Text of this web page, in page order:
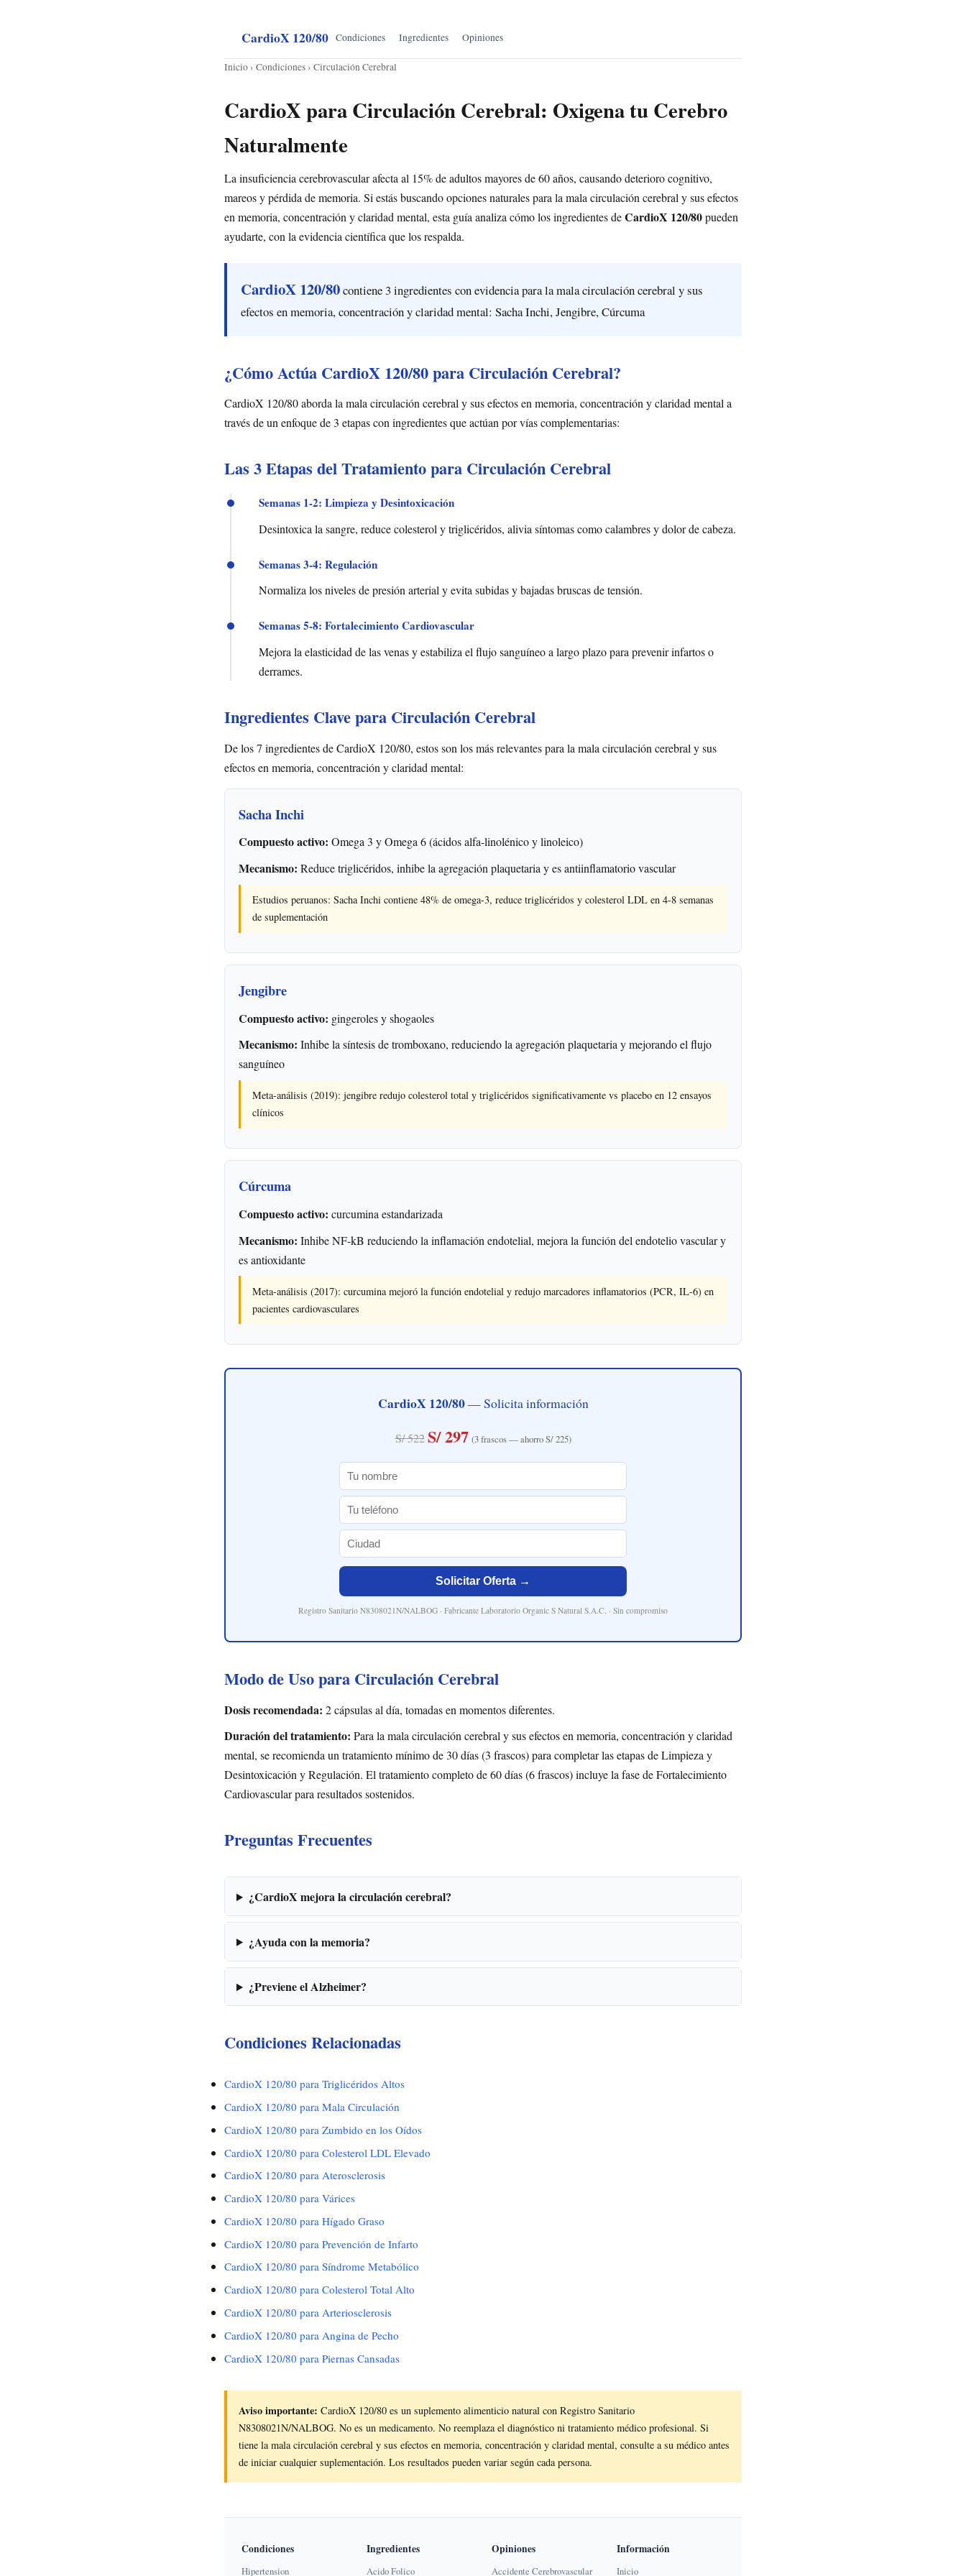
CardioX 120/80 Condiciones Ingredientes Opiniones
Inicio› Condiciones› Circulación Cerebral
CardioX para Circulación Cerebral: Oxigena tu Cerebro
Naturalmente
La insuficiencia cerebrovascular afecta al 15% de adultos mayores de 60 años, causando deterioro cognitivo,
mareos y pérdida de memoria. Si estás buscando opciones naturales para la mala circulación cerebral y sus efectos
en memoria, concentración y claridad mental, esta guía analiza cómo los ingredientes deCardioX 120/80pueden
ayudarte, con la evidencia científica que los respalda.
CardioX 120/80contiene 3 ingredientes con evidencia para la mala circulación cerebral y sus
efectos en memoria, concentración y claridad mental: Sacha Inchi, Jengibre, Cúrcuma
¿Cómo Actúa CardioX 120/80 para Circulación Cerebral?
CardioX 120/80 aborda la mala circulación cerebral y sus efectos en memoria, concentración y claridad mental a
través de un enfoque de 3 etapas con ingredientes que actúan por vías complementarias:
Las 3 Etapas del Tratamiento para Circulación Cerebral
Semanas 1-2: Limpieza y Desintoxicación
Desintoxica la sangre, reduce colesterol y triglicéridos, alivia síntomas como calambres y dolor de cabeza.
Semanas 3-4: Regulación
Normaliza los niveles de presión arterial y evita subidas y bajadas bruscas de tensión.
Semanas 5-8: Fortalecimiento Cardiovascular
Mejora la elasticidad de las venas y estabiliza el flujo sanguíneo a largo plazo para prevenir infartos o
derrames.
Ingredientes Clave para Circulación Cerebral
De los 7 ingredientes de CardioX 120/80, estos son los más relevantes para la mala circulación cerebral y sus
efectos en memoria, concentración y claridad mental:
Sacha Inchi
Compuesto activo: Omega 3 y Omega 6 (ácidos alfa-linolénico y linoleico)
Mecanismo: Reduce triglicéridos, inhibe la agregación plaquetaria y es antiinflamatorio vascular
Estudios peruanos: Sacha Inchi contiene 48% de omega-3, reduce triglicéridos y colesterol LDL en 4-8 semanas
de suplementación
Jengibre
Compuesto activo: gingeroles y shogaoles
Mecanismo: Inhibe la síntesis de tromboxano, reduciendo la agregación plaquetaria y mejorando el flujo
sanguíneo
Meta-análisis (2019): jengibre redujo colesterol total y triglicéridos significativamente vs placebo en 12 ensayos
clínicos
Cúrcuma
Compuesto activo: curcumina estandarizada
Mecanismo: Inhibe NF-kB reduciendo la inflamación endotelial, mejora la función del endotelio vascular y
es antioxidante
Meta-análisis (2017): curcumina mejoró la función endotelial y redujo marcadores inflamatorios (PCR, IL-6) en
pacientes cardiovasculares
CardioX 120/80— Solicita información
S/ 522 S/ 297 (3 frascos — ahorro S/ 225)
Solicitar Oferta →
Registro Sanitario N8308021N/NALBOG · Fabricante Laboratorio Organic S Natural S.A.C. · Sin compromiso
Modo de Uso para Circulación Cerebral
Dosis recomendada: 2 cápsulas al día, tomadas en momentos diferentes.
Duración del tratamiento: Para la mala circulación cerebral y sus efectos en memoria, concentración y claridad
mental, se recomienda un tratamiento mínimo de 30 días (3 frascos) para completar las etapas de Limpieza y
Desintoxicación y Regulación. El tratamiento completo de 60 días (6 frascos) incluye la fase de Fortalecimiento
Cardiovascular para resultados sostenidos.
Preguntas Frecuentes
¿CardioX mejora la circulación cerebral?
¿Ayuda con la memoria?
¿Previene el Alzheimer?
Condiciones Relacionadas
CardioX 120/80 para Triglicéridos Altos
CardioX 120/80 para Mala Circulación
CardioX 120/80 para Zumbido en los Oídos
CardioX 120/80 para Colesterol LDL Elevado
CardioX 120/80 para Aterosclerosis
CardioX 120/80 para Várices
CardioX 120/80 para Hígado Graso
CardioX 120/80 para Prevención de Infarto
CardioX 120/80 para Síndrome Metabólico
CardioX 120/80 para Colesterol Total Alto
CardioX 120/80 para Arteriosclerosis
CardioX 120/80 para Angina de Pecho
CardioX 120/80 para Piernas Cansadas
Aviso importante: CardioX 120/80 es un suplemento alimenticio natural con Registro Sanitario
N8308021N/NALBOG. No es un medicamento. No reemplaza el diagnóstico ni tratamiento médico profesional. Si
tiene la mala circulación cerebral y sus efectos en memoria, concentración y claridad mental, consulte a su médico antes
de iniciar cualquier suplementación. Los resultados pueden variar según cada persona.
Condiciones
Hipertension
Ingredientes
Acido Folico
Opiniones
Accidente Cerebrovascular
Información
Inicio